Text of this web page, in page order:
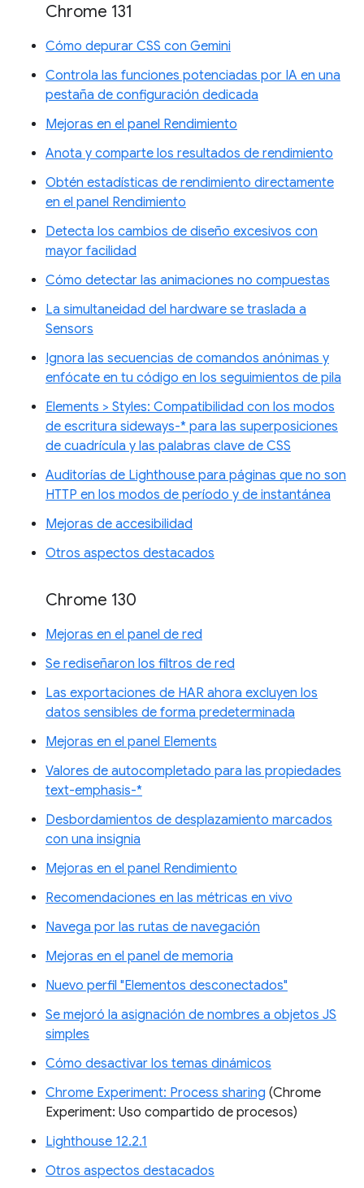
Chrome 131
Cómo depurar CSS con Gemini
Controla las funciones potenciadas por IA en una
pestaña de configuración dedicada
Mejoras en el panel Rendimiento
Anota y comparte los resultados de rendimiento
Obtén estadísticas de rendimiento directamente
en el panel Rendimiento
Detecta los cambios de diseño excesivos con
mayor facilidad
Cómo detectar las animaciones no compuestas
La simultaneidad del hardware se traslada a
Sensors
Ignora las secuencias de comandos anónimas y
enfócate en tu código en los seguimientos de pila
Elements > Styles: Compatibilidad con los modos
de escritura sideways-* para las superposiciones
de cuadrícula y las palabras clave de CSS
Auditorías de Lighthouse para páginas que no son
HTTP en los modos de período y de instantánea
Mejoras de accesibilidad
Otros aspectos destacados
Chrome 130
Mejoras en el panel de red
Se rediseñaron los filtros de red
Las exportaciones de HAR ahora excluyen los
datos sensibles de forma predeterminada
Mejoras en el panel Elements
Valores de autocompletado para las propiedades
text-emphasis-*
Desbordamientos de desplazamiento marcados
con una insignia
Mejoras en el panel Rendimiento
Recomendaciones en las métricas en vivo
Navega por las rutas de navegación
Mejoras en el panel de memoria
Nuevo perfil "Elementos desconectados"
Se mejoró la asignación de nombres a objetos JS
simples
Cómo desactivar los temas dinámicos
Chrome Experiment: Process sharing (Chrome
Experiment: Uso compartido de procesos)
Lighthouse 12.2.1
Otros aspectos destacados